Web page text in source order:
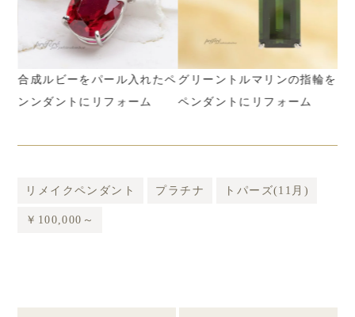
合成ルビーをパール入れたペ
ンンダントにリフォーム
グリーントルマリンの指輪を
ペンダントにリフォーム
リメイクペンダント プラチナ トパーズ(11月)
￥100,000～